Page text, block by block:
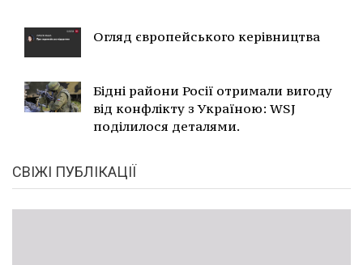
Огляд європейського керівництва
Бідні райони Росії отримали вигоду
від конфлікту з Україною: WSJ
поділилося деталями.
СВІЖІ ПУБЛІКАЦІЇ